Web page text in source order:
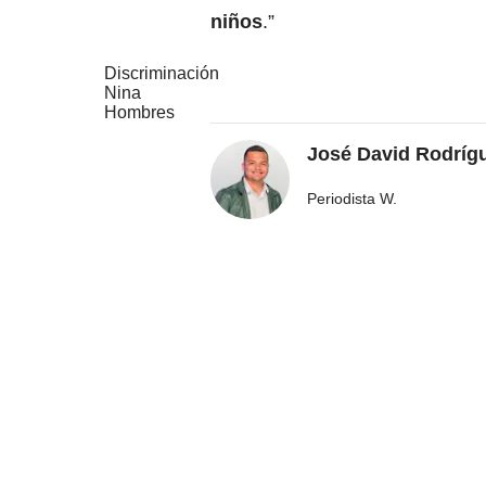
niños.”
Discriminación
Nina
Hombres
José David
Periodista W.